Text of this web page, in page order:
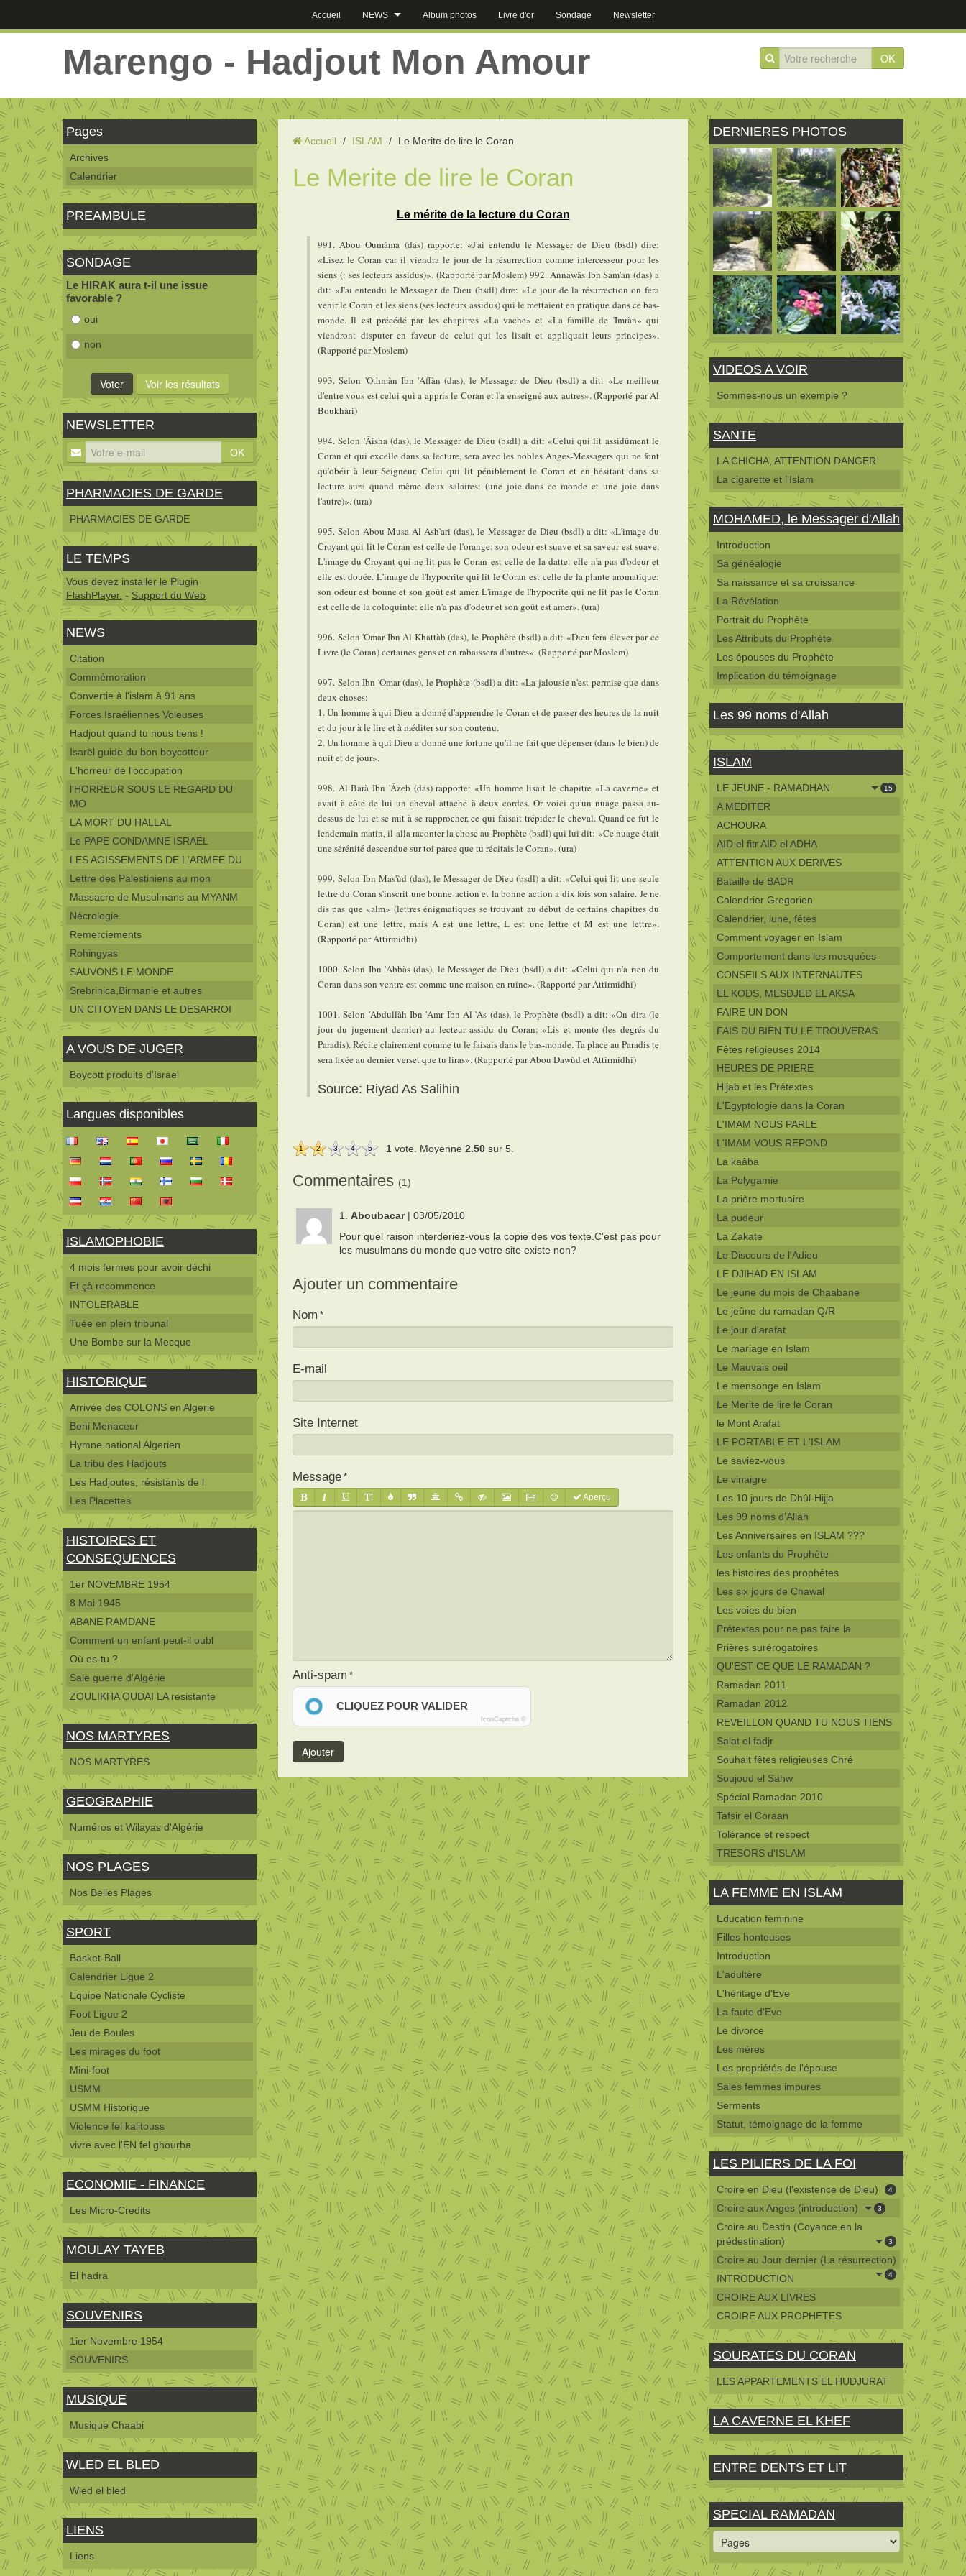
Accueil NEWS Album photos Livre d'or Sondage Newsletter
OK
Marengo - Hadjout Mon Amour
Pages
Archives
Calendrier
PREAMBULE
SONDAGE
Le HIRAK aura t-il une issue
favorable ?
oui
non
NEWSLETTER
OK
PHARMACIES DE GARDE
PHARMACIES DE GARDE
LE TEMPS
Vous devez installer le Plugin
FlashPlayer. - Support du Web
NEWS
Citation
Commémoration
Convertie à l'islam à 91 ans
Forces Israéliennes Voleuses
Hadjout quand tu nous tiens !
Isarël guide du bon boycotteur
L'horreur de l'occupation
l'HORREUR SOUS LE REGARD DU
MO
LA MORT DU HALLAL
Le PAPE CONDAMNE ISRAEL
LES AGISSEMENTS DE L'ARMEE DU
Lettre des Palestiniens au mon
Massacre de Musulmans au MYANM
Nécrologie
Remerciements
Rohingyas
SAUVONS LE MONDE
Srebrinica,Birmanie et autres
UN CITOYEN DANS LE DESARROI
A VOUS DE JUGER
Boycott produits d'Israël
Langues disponibles
ISLAMOPHOBIE
4 mois fermes pour avoir déchi
Et çà recommence
INTOLERABLE
Tuée en plein tribunal
Une Bombe sur la Mecque
HISTORIQUE
Arrivée des COLONS en Algerie
Beni Menaceur
Hymne national Algerien
La tribu des Hadjouts
Les Hadjoutes, résistants de l
Les Placettes
HISTOIRES ET
CONSEQUENCES
1er NOVEMBRE 1954
8 Mai 1945
ABANE RAMDANE
Comment un enfant peut-il oubl
Où es-tu ?
Sale guerre d'Algérie
ZOULIKHA OUDAI LA resistante
NOS MARTYRES
NOS MARTYRES
GEOGRAPHIE
Numéros et Wilayas d'Algérie
NOS PLAGES
Nos Belles Plages
SPORT
Basket-Ball
Calendrier Ligue 2
Equipe Nationale Cycliste
Foot Ligue 2
Jeu de Boules
Les mirages du foot
Mini-foot
USMM
USMM Historique
Violence fel kalitouss
vivre avec l'EN fel ghourba
ECONOMIE - FINANCE
Les Micro-Credits
MOULAY TAYEB
El hadra
SOUVENIRS
1ier Novembre 1954
SOUVENIRS
MUSIQUE
Musique Chaabi
WLED EL BLED
Wled el bled
LIENS
Liens
Accueil / ISLAM / Le Merite de lire le Coran
Le Merite de lire le Coran
Le mérite de la lecture du Coran
991. Abou Oumàma (das) rapporte: «J'ai entendu le Messager de Dieu (bsdl) dire:
«Lisez le Coran car il viendra le jour de la résurrection comme intercesseur pour les
siens (: ses lecteurs assidus)». (Rapporté par Moslem) 992. Annawâs Ibn Sam'an (das) a
dit: «J'ai entendu le Messager de Dieu (bsdl) dire: «Le jour de la résurrection on fera
venir le Coran et les siens (ses lecteurs assidus) qui le mettaient en pratique dans ce bas-
monde. Il est précédé par les chapitres «La vache» et «La famille de 'Imràn» qui
viendront disputer en faveur de celui qui les lisait et appliquait leurs principes».
(Rapporté par Moslem)
993. Selon 'Othmàn Ibn 'Affàn (das), le Messager de Dieu (bsdl) a dit: «Le meilleur
d'entre vous est celui qui a appris le Coran et l'a enseigné aux autres». (Rapporté par Al
Boukhàri)
994. Selon 'Âisha (das), le Messager de Dieu (bsdl) a dit: «Celui qui lit assidûment le
Coran et qui excelle dans sa lecture, sera avec les nobles Anges-Messagers qui ne font
qu'obéir à leur Seigneur. Celui qui lit péniblement le Coran et en hésitant dans sa
lecture aura quand même deux salaires: (une joie dans ce monde et une joie dans
l'autre)». (ura)
995. Selon Abou Musa Al Ash'ari (das), le Messager de Dieu (bsdl) a dit: «L'image du
Croyant qui lit le Coran est celle de l'orange: son odeur est suave et sa saveur est suave.
L'image du Croyant qui ne lit pas le Coran est celle de la datte: elle n'a pas d'odeur et
elle est douée. L'image de l'hypocrite qui lit le Coran est celle de la plante aromatique:
son odeur est bonne et son goût est amer. L'image de l'hypocrite qui ne lit pas le Coran
est celle de la coloquinte: elle n'a pas d'odeur et son goût est amer». (ura)
996. Selon 'Omar Ibn Al Khattàb (das), le Prophète (bsdl) a dit: «Dieu fera élever par ce
Livre (le Coran) certaines gens et en rabaissera d'autres». (Rapporté par Moslem)
997. Selon Ibn 'Omar (das), le Prophète (bsdl) a dit: «La jalousie n'est permise que dans
deux choses:
1. Un homme à qui Dieu a donné d'apprendre le Coran et de passer des heures de la nuit
et du jour à le lire et à méditer sur son contenu.
2. Un homme à qui Dieu a donné une fortune qu'il ne fait que dépenser (dans le bien) de
nuit et de jour».
998. Al Barà Ibn 'Âzeb (das) rapporte: «Un homme lisait le chapitre «La caverne» et
avait à côté de lui un cheval attaché à deux cordes. Or voici qu'un nuage passa au-
dessus de lui et se mit à se rapprocher, ce qui faisait trépider le cheval. Quand ce fut le
lendemain matin, il alla raconter la chose au Prophète (bsdl) qui lui dit: «Ce nuage était
une sérénité descendue sur toi parce que tu récitais le Coran». (ura)
999. Selon Ibn Mas'ùd (das), le Messager de Dieu (bsdl) a dit: «Celui qui lit une seule
lettre du Coran s'inscrit une bonne action et la bonne action a dix fois son salaire. Je ne
dis pas que «alm» (lettres énigmatiques se trouvant au début de certains chapitres du
Coran) est une lettre, mais A est une lettre, L est une lettre et M est une lettre».
(Rapporté par Attirmidhi)
1000. Selon Ibn 'Abbàs (das), le Messager de Dieu (bsdl) a dit: «Celui qui n'a rien du
Coran dans son ventre est comme une maison en ruine». (Rapporté par Attirmidhi)
1001. Selon 'Abdullàh Ibn 'Amr Ibn Al 'As (das), le Prophète (bsdl) a dit: «On dira (le
jour du jugement dernier) au lecteur assidu du Coran: «Lis et monte (les degrés du
Paradis). Récite clairement comme tu le faisais dans le bas-monde. Ta place au Paradis te
sera fixée au dernier verset que tu liras». (Rapporté par Abou Dawùd et Attirmidhi)
Source: Riyad As Salihin
1 2 3 4 5 1 vote. Moyenne 2.50 sur 5.
Commentaires (1)
1. Aboubacar | 03/05/2010
Pour quel raison interderiez-vous la copie des vos texte.C'est pas pour
les musulmans du monde que votre site existe non?
Ajouter un commentaire
Nom
E-mail
Site Internet
Message
Aperçu
Anti-spam
CLIQUEZ POUR VALIDER
IconCaptcha ©
DERNIERES PHOTOS
VIDEOS A VOIR
Sommes-nous un exemple ?
SANTE
LA CHICHA, ATTENTION DANGER
La cigarette et l'Islam
MOHAMED, le Messager d'Allah
Introduction
Sa généalogie
Sa naissance et sa croissance
La Révélation
Portrait du Prophète
Les Attributs du Prophète
Les épouses du Prophète
Implication du témoignage
Les 99 noms d'Allah
ISLAM
LE JEUNE - RAMADHAN 15
A MEDITER
ACHOURA
AID el fitr AID el ADHA
ATTENTION AUX DERIVES
Bataille de BADR
Calendrier Gregorien
Calendrier, lune, fêtes
Comment voyager en Islam
Comportement dans les mosquées
CONSEILS AUX INTERNAUTES
EL KODS, MESDJED EL AKSA
FAIRE UN DON
FAIS DU BIEN TU LE TROUVERAS
Fêtes religieuses 2014
HEURES DE PRIERE
Hijab et les Prétextes
L'Egyptologie dans la Coran
L'IMAM NOUS PARLE
L'IMAM VOUS REPOND
La kaâba
La Polygamie
La prière mortuaire
La pudeur
La Zakate
Le Discours de l'Adieu
LE DJIHAD EN ISLAM
Le jeune du mois de Chaabane
Le jeûne du ramadan Q/R
Le jour d'arafat
Le mariage en Islam
Le Mauvais oeil
Le mensonge en Islam
Le Merite de lire le Coran
le Mont Arafat
LE PORTABLE ET L'ISLAM
Le saviez-vous
Le vinaigre
Les 10 jours de Dhûl-Hijja
Les 99 noms d'Allah
Les Anniversaires en ISLAM ???
Les enfants du Prophète
les histoires des prophêtes
Les six jours de Chawal
Les voies du bien
Prétextes pour ne pas faire la
Prières surérogatoires
QU'EST CE QUE LE RAMADAN ?
Ramadan 2011
Ramadan 2012
REVEILLON QUAND TU NOUS TIENS
Salat el fadjr
Souhait fêtes religieuses Chré
Soujoud el Sahw
Spécial Ramadan 2010
Tafsir el Coraan
Tolérance et respect
TRESORS d'ISLAM
LA FEMME EN ISLAM
Education féminine
Filles honteuses
Introduction
L'adultère
L'héritage d'Eve
La faute d'Eve
Le divorce
Les mères
Les propriétés de l'épouse
Sales femmes impures
Serments
Statut, témoignage de la femme
LES PILIERS DE LA FOI
Croire en Dieu (l'existence de Dieu) 4
Croire aux Anges (introduction) 3
Croire au Destin (Coyance en la
prédestination)
3
Croire au Jour dernier (La résurrection)
4
INTRODUCTION
CROIRE AUX LIVRES
CROIRE AUX PROPHETES
SOURATES DU CORAN
LES APPARTEMENTS EL HUDJURAT
LA CAVERNE EL KHEF
ENTRE DENTS ET LIT
SPECIAL RAMADAN